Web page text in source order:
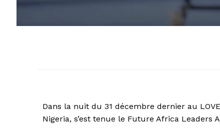
Dans la nuit du 31 décembre dernier au
Nigeria, s’est tenue le Future Africa Leaders